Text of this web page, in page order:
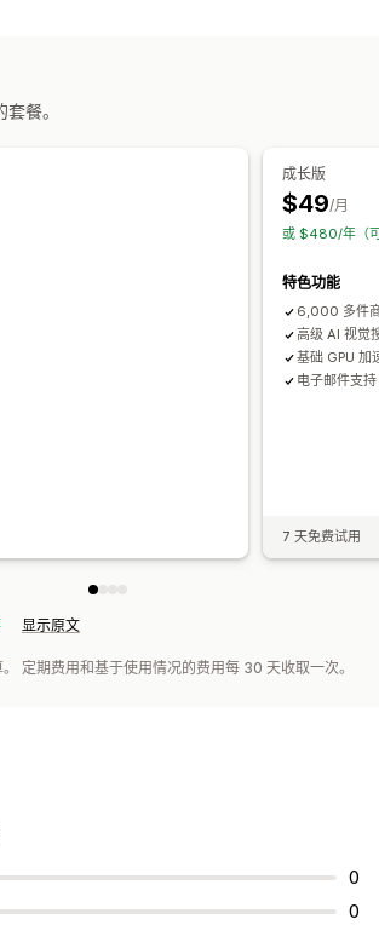
餐。
成长版
$49/月
或 $480/年（
特色功能
6,000 多件
高级 AI 视觉
基础 GPU 加
电子邮件支持
7 天免费试用
显示原文
定期费用和基于使用情况的费用每 30 天收取一次。
0
0